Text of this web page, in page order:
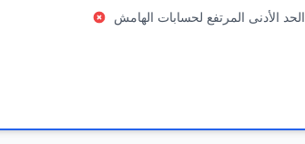
الحد الأدنى المرتفع لحسابات الهامش